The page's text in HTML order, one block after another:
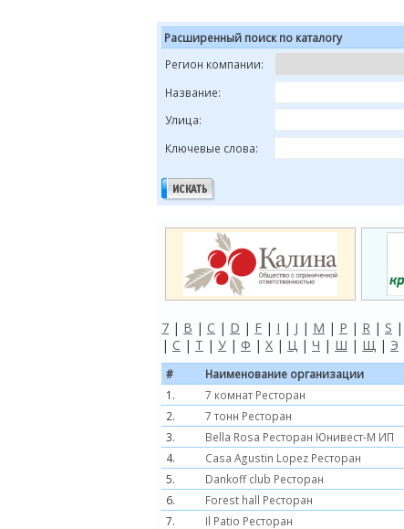
Расширенный поиск по каталогу
Регион компании:
Название:
Улица:
Ключевые слова:
7 | B | C | D | F | I | J | M | P | R | S |
| С | Т | У | Ф | Х | Ц | Ч | Ш | Щ | Э
# Наименование организации
1.
7 комнат Ресторан
2.
7 тонн Ресторан
3.
Bella Rosa Ресторан Юнивест-М ИП
4.
Casa Agustin Lopez Ресторан
5.
Dankoff club Ресторан
6.
Forest hall Ресторан
7.
Il Patio Ресторан